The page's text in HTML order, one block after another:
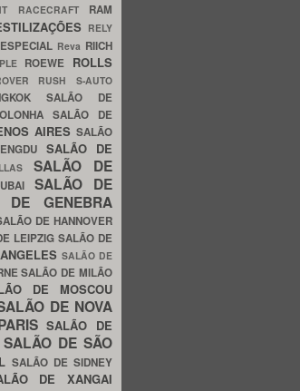
RACECRAFT RAM
RELY
Reva RIICH
ROEWE ROLLS
RUSH S-AUTO
SALÃO DE
SALÃO DE
AIRES SALÃO
SALÃO DE
SALÃO DE
SALÃO DE
DE GENEBRA
DE HANNOVER
LEIPZIGSALÃO DE
SALÃO DE
SALÃO DE MILÃO
DE MOSCOU
DE NOVA
SALÃO DE
SALÃO DE SÃO
SALÃO DE SIDNEY
DE XANGAI